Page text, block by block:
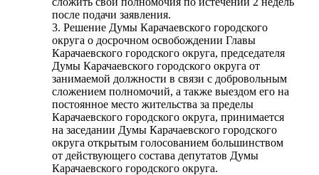
после подачи заявления.
3. Решение Думы Карачаевского городского
округа о досрочном освобождении Главы
Карачаевского городского округа, председателя
Думы Карачаевского городского округа от
занимаемой должности в связи с добровольным
сложением полномочий, а также выездом его на
постоянное место жительства за пределы
Карачаевского городского округа, принимается
на заседании Думы Карачаевского городского
округа открытым голосованием большинством
от действующего состава депутатов Думы
Карачаевского городского округа.